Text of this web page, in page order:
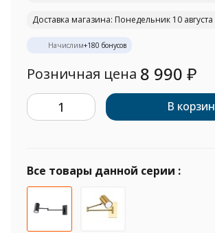
Доставка магазина: Понедельник 10 августа
Начислим+180 бонусов
Розничная цена 8 990 ₽
В
Все товары данной серии :